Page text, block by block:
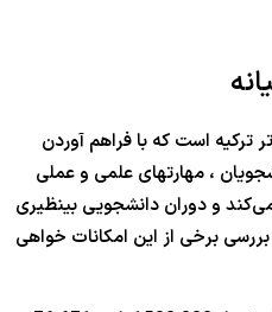
ترکیه است که با فراهم آوردن
، مهارتهای علمی و عملی
می‌کند و دوران دانشجویی بینظیری
بررسی برخی از این امکانات خواهی